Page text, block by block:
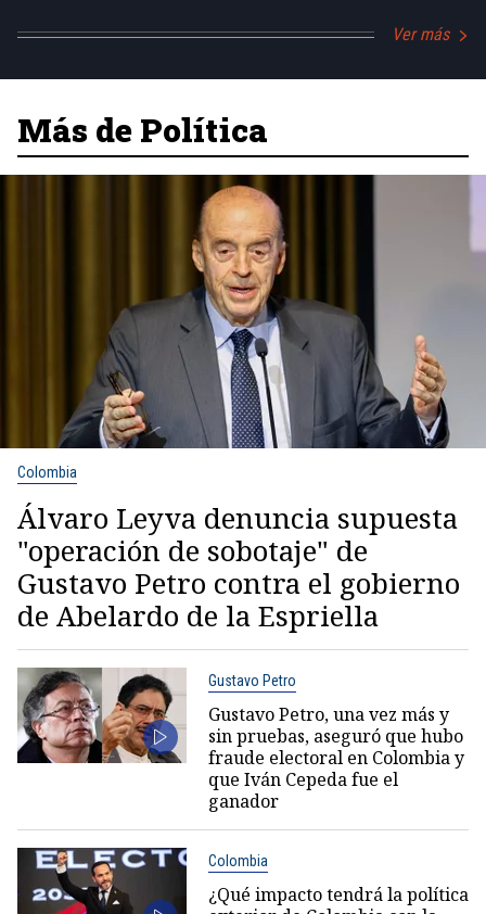
Ver más
Más de Política
Colombia
Álvaro Leyva denuncia supuesta
"operación de sobotaje" de
Gustavo Petro contra el gobierno
de Abelardo de la Espriella
Gustavo Petro
Gustavo Petro, una vez más y
sin pruebas, aseguró que hubo
fraude electoral en Colombia y
que Iván Cepeda fue el
ganador
Colombia
¿Qué impacto tendrá la política